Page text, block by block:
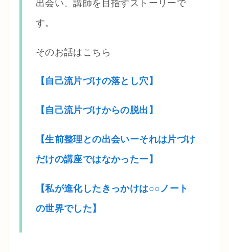
出会い、講師を目指すストーリーで
す。
そのお話はこちら
【自己流片づけの落とし穴】
【自己流片づけからの脱出】
【生前整理との出会いーそれは片づけ
だけの講座ではなかったー】
【私が進化したきっかけは○○ノート
の世界でした】